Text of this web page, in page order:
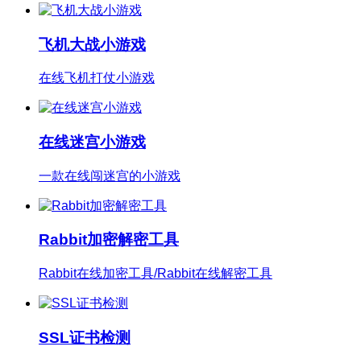
飞机大战小游戏
在线飞机打仗小游戏
在线迷宫小游戏
一款在线闯迷宫的小游戏
Rabbit加密解密工具
Rabbit在线加密工具/Rabbit在线解密工具
SSL证书检测